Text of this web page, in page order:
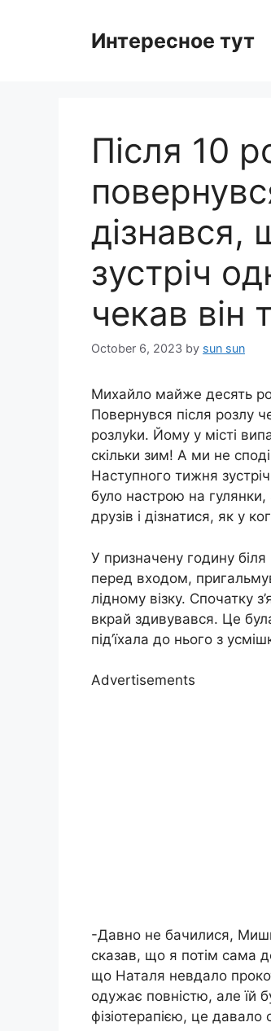
Интересное тут
Після 10
дізнався,
зустріч
чекав він
October 6, 2023 by sun sun
Михайло майже десять
Повернувся після розлу
розлуkи. Йому у місті
скільки зим! А ми не
Наступного тижня
було настрою на гулянки,
друзів і дізнатися, як у
У призначену годину
перед входом,
лідному візку. Спочатку
вкрай здивувався. Це
під’їхала до нього з
Advertisements
-Давно не бачилися,
сказав, що я потім сама
що Наталя невдало
одужає повністю, але їй
фізіотерапією, це давало